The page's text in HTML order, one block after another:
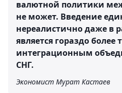
валютной политики
не может. Введение
нереалистично даже в
является гораздо более
интеграционным
СНГ.
Экономист Мурат Кастаев